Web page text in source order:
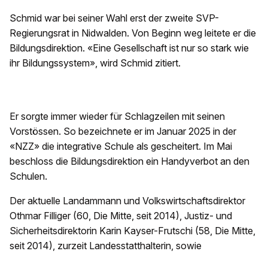
Schmid war bei seiner Wahl erst der zweite SVP-
Regierungsrat in Nidwalden. Von Beginn weg leitete er die
Bildungsdirektion. «Eine Gesellschaft ist nur so stark wie
ihr Bildungssystem», wird Schmid zitiert.
Er sorgte immer wieder für Schlagzeilen mit seinen
Vorstössen. So bezeichnete er im Januar 2025 in der
«NZZ» die integrative Schule als gescheitert. Im Mai
beschloss die Bildungsdirektion ein Handyverbot an den
Schulen.
Der aktuelle Landammann und Volkswirtschaftsdirektor
Othmar Filliger (60, Die Mitte, seit 2014), Justiz- und
Sicherheitsdirektorin Karin Kayser-Frutschi (58, Die Mitte,
seit 2014), zurzeit Landesstatthalterin, sowie